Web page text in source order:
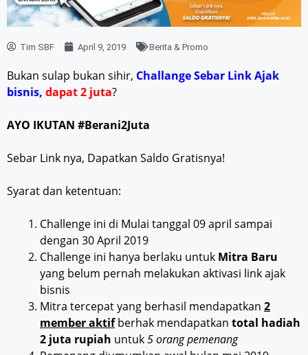
Tim SBF April 9, 2019 Berita & Promo
Bukan sulap bukan sihir, Challange Sebar Link Ajak
bisnis, dapat 2 juta?
AYO IKUTAN #Berani2Juta
Sebar Link nya, Dapatkan Saldo Gratisnya!
Syarat dan ketentuan:
Challenge ini di Mulai tanggal 09 april sampai
dengan 30 April 2019
Challenge ini hanya berlaku untuk Mitra Baru
yang belum pernah melakukan aktivasi link ajak
bisnis
Mitra tercepat yang berhasil mendapatkan 2
member aktifberhak mendapatkan total hadiah
2 juta rupiah untuk5 orang pemenang